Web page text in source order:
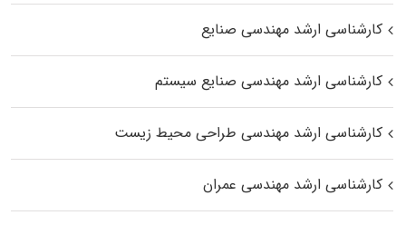
کارشناسی ارشد مهندسی صنایع
کارشناسی ارشد مهندسی صنایع سیستم
کارشناسی ارشد مهندسی طراحی محیط زیست
کارشناسی ارشد مهندسی عمران